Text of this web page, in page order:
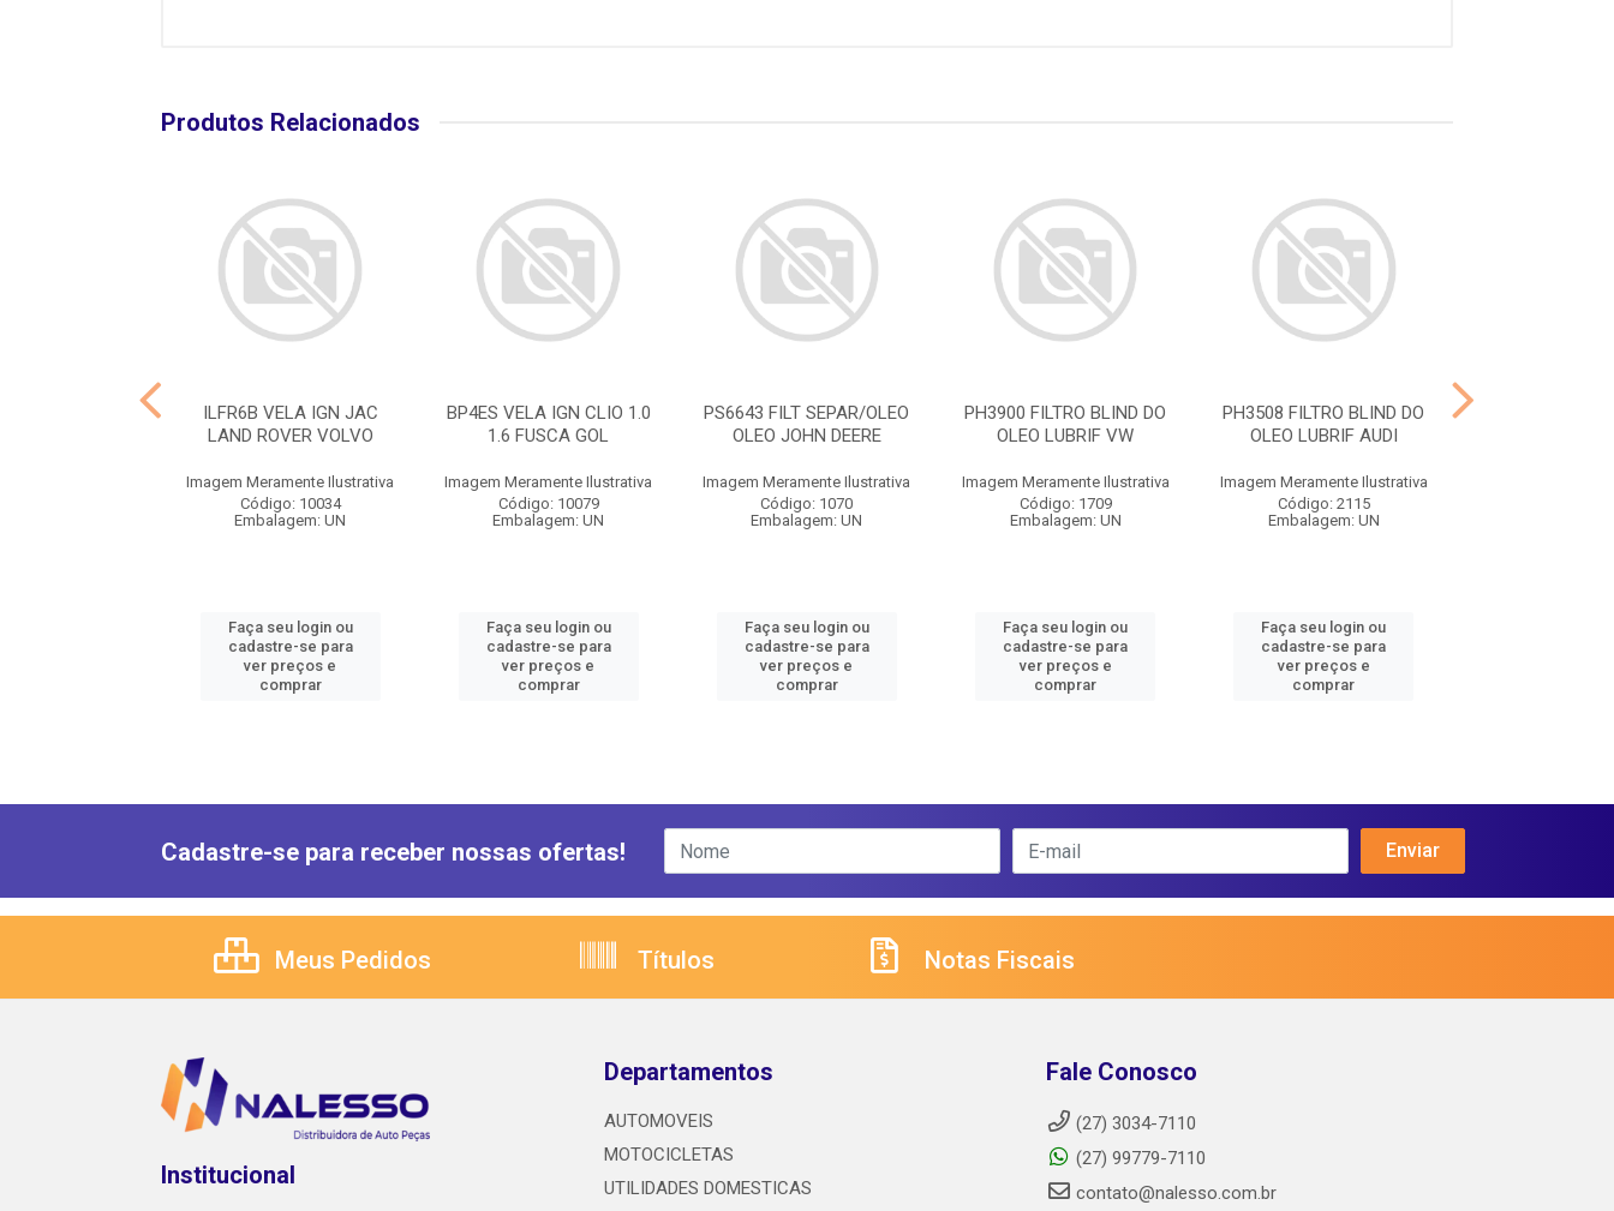
Produtos Relacionados
ILFR6B VELA IGN JAC
LAND ROVER VOLVO
Imagem Meramente Ilustrativa
Código: 10034
Embalagem: UN
Faça seu login ou
cadastre-se para
ver preços e
comprar
BP4ES VELA IGN CLIO 1.0
1.6 FUSCA GOL
Imagem Meramente Ilustrativa
Código: 10079
Embalagem: UN
Faça seu login ou
cadastre-se para
ver preços e
comprar
PS6643 FILT SEPAR/OLEO
OLEO JOHN DEERE
Imagem Meramente Ilustrativa
Código: 1070
Embalagem: UN
Faça seu login ou
cadastre-se para
ver preços e
comprar
PH3900 FILTRO BLIND DO
OLEO LUBRIF VW
Imagem Meramente Ilustrativa
Código: 1709
Embalagem: UN
Faça seu login ou
cadastre-se para
ver preços e
comprar
PH3508 FILTRO BLIND DO
OLEO LUBRIF AUDI
Imagem Meramente Ilustrativa
Código: 2115
Embalagem: UN
Faça seu login ou
cadastre-se para
ver preços e
comprar
Cadastre-se para receber nossas ofertas!
Meus Pedidos Títulos Notas Fiscais
Institucional
Departamentos
AUTOMOVEIS
MOTOCICLETAS
UTILIDADES DOMESTICAS
Fale Conosco
(27) 3034-7110
(27) 99779-7110
contato@nalesso.com.br